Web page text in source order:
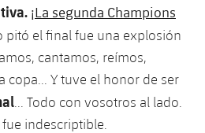
¡La segunda Champions
pitó el final fue una explosión
cantamos, reímos,
copa... Y tuve el honor de ser
... Todo con vosotros al lado.
indescriptible.